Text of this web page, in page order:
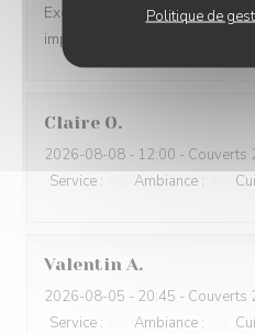
Politique de
Excellent repas dans un cadre
impeccable.
Claire O
2026-08-08 - 12:00 - Couverts
Service : Ambiance :
Valentin A
2026-08-05 - 20:45 - Couverts
Service : Ambiance :